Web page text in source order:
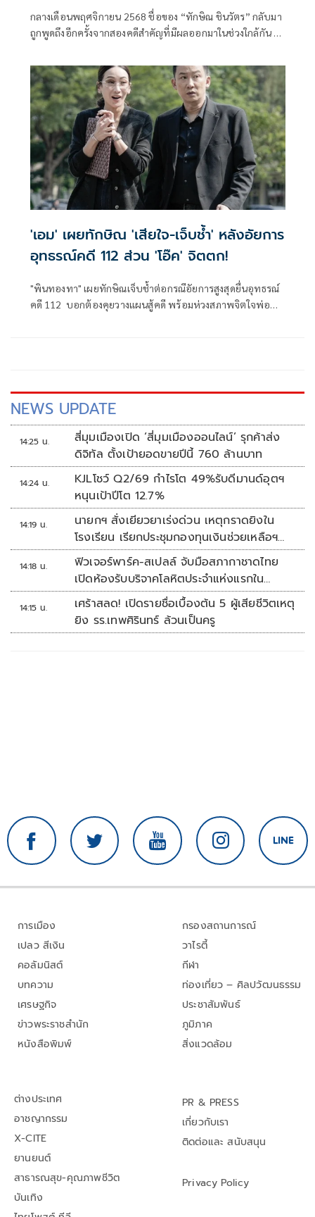
กลางเดือนพฤศจิกายน 2568 ชื่อของ “ทักษิณ ชินวัตร” กลับมา
ถูกพูดถึงอีกครั้งจากสองคดีสำคัญที่มีผลออกมาในช่วงใกล้กัน ทั้ง
'เอม' เผยทักษิณ 'เสียใจ-เจ็บช้ำ' หลังอัยการ
อุทธรณ์คดี 112 ส่วน 'โอ๊ค' จิตตก!
"พินทองทา" เผยทักษิณเจ็บช้ำต่อกรณีอัยการสูงสุดยื่นอุทธรณ์
คดี 112 บอกต้องคุยวางแผนสู้คดี พร้อมห่วงสภาพจิตใจพ่อ
NEWS UPDATE
14:25 น.
สี่มุมเมืองเปิด ‘สี่มุมเมืองออนไลน์’ รุกค้าส่ง
ดิจิทัล ตั้งเป้ายอดขายปีนี้ 760 ล้านบาท
14:24 น.
KJLโชว์ Q2/69 กำไรโต 49%รับดีมานด์อุตฯ
หนุนเป้าปีโต 12.7%
14:19 น.
นายกฯ สั่งเยียวยาเร่งด่วน เหตุกราดยิงใน
โรงเรียน เรียกประชุมกองทุนเงินช่วยเหลือฯ
ทันที
14:18 น.
ฟิวเจอร์พาร์ค-สเปลล์ จับมือสภากาชาดไทย
เปิดห้องรับบริจาคโลหิตประจำแห่งแรกใน
ศูนย์การค้าปทุมธานี
14:15 น.
เศร้าสลด! เปิดรายชื่อเบื้องต้น 5 ผู้เสียชีวิตเหตุ
ยิง รร.เทพศิรินทร์ ล้วนเป็นครู
การเมือง
เปลว สีเงิน
คอลัมนิสต์
บทความ
เศรษฐกิจ
ข่าวพระราชสำนัก
หนังสือพิมพ์
กรองสถานการณ์
วาไรตี้
กีฬา
ท่องเที่ยว – ศิลปวัฒนธรรม
ประชาสัมพันธ์
ภูมิภาค
สิ่งแวดล้อม
ต่างประเทศ
อาชญากรรม
X-CITE
ยานยนต์
สาธารณสุข-คุณภาพชีวิต
บันเทิง
PR & PRESS
เกี่ยวกับเรา
ติดต่อและ สนับสนุน
Privacy Policy